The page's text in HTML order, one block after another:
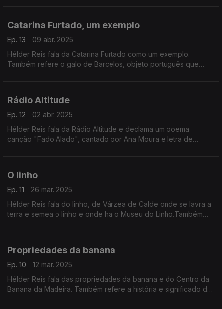
Catarina Furtado, um exemplo
Ep. 13
09 abr. 2025
Hélder Reis fala da Catarina Furtado como um exemplo.
Também refere o galo de Barcelos, objeto português que
Rádio Altitude
Ep. 12
02 abr. 2025
Hélder Reis fala da Rádio Altitude e declama um poema
canção "Fado Alado", cantado por Ana Moura e letra de
O linho
Ep. 11
26 mar. 2025
Hélder Reis fala do linho, de Várzea de Calde onde se lavra a
terra e semea o linho e onde há o Museu do Linho.Também
Propriedades da banana
Ep. 10
12 mar. 2025
Hélder Reis fala das propriedades da banana e do Centro da
Banana da Madeira. Também refere a história e significado do